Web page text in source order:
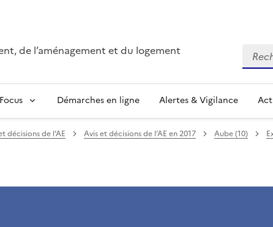
de l’aménagement et du logement
Focus Démarches en ligne Alertes & Vigilance
décisions de l’AE Avis et décisions de l’AE en 2017 Aube (10)